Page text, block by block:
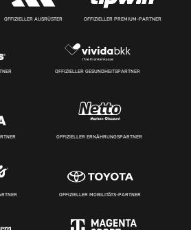
OFFIZIELLER AUSRÜSTER OFFIZIELLER PREMIUM-PARTNER
OFFIZIELLER GESUNDHEITSPARTNER
OFFIZIELLER ERNÄHRUNGSPARTNER
OFFIZIELLER MOBILITÄTS-PARTNER